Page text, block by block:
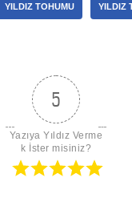
YILDIZ TOHUMU YILDIZ
5
Yazıya Yıldız Verme
k İster misiniz?